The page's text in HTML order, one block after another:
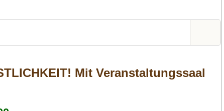
Mit Veranstaltungssaal